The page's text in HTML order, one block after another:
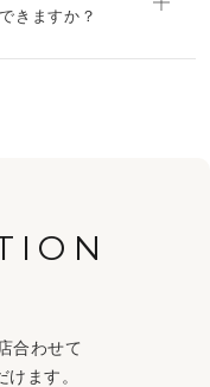
きますか？
合わせて
ます。